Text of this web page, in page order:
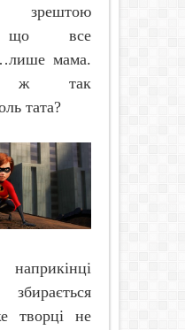
зрештою
що все
мама.
ж так
тата?
творці не